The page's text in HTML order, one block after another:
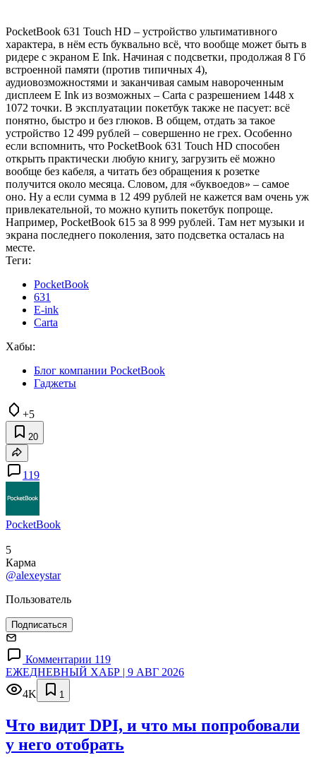
PocketBook 631 Touch HD – устройство ультимативного
характера, в нём есть буквально всё, что вообще может быть в
ридере с экраном E Ink. Начиная с подсветки, продолжая 8 Гб
встроенной памяти (против типичных 4),
аудиовозможностями и заканчивая самым навороченным
дисплеем E Ink из возможных – Carta с разрешением 1448 х
1072 точки. В эксплуатации покетбук также не пасует: всё
понятно, быстро и без глюков. В общем, отдать за такое
устройство 12 499 рублей – совершенно не грех. Особенно
если вспомнить, что PocketBook 631 Touch HD способен
открыть практически любую книгу, загрузить её можно
вообще без кабеля, а читать без обращения к розетке
получится около месяца. Словом, для «буквоедов» – самое
оно. Ну а если сумма в 12 499 рублей не кажется вам очень уж
привлекательной, то можно купить покетбук попроще.
Например, PocketBook 615 за 8 999 рублей. Там нет музыки и
экрана последнего поколения, зато подсветка осталась на
месте.
Теги:
PocketBook
631
E-ink
Carta
Хабы:
Блог компании PocketBook
Гаджеты
+5
20
119
PocketBook
5
Карма
@alexeystar
Пользователь
Подписаться
Комментарии 119
ЕЖЕДНЕВНЫЙ ХАБР | 9 АВГ 2026
4K
1
Что видит DPI, и что мы попробовали
у него отобрать